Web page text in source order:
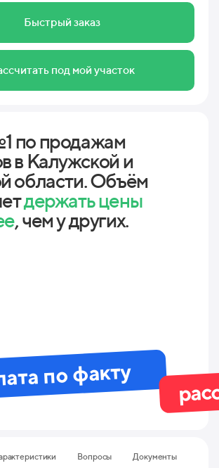
Быстрый заказ
под мой участок
по продажам
в Калужской и
области. Объём
держать цены
, чем у других.
по факту
Вопросы Документы